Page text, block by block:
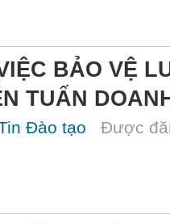
BẢO VỆ
TUẤN
Đào tạo Được